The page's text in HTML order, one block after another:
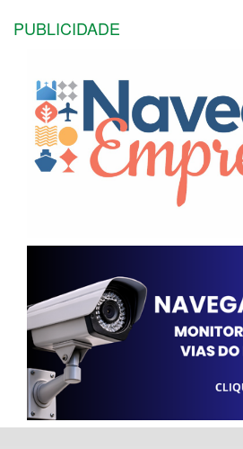
PUBLICIDADE